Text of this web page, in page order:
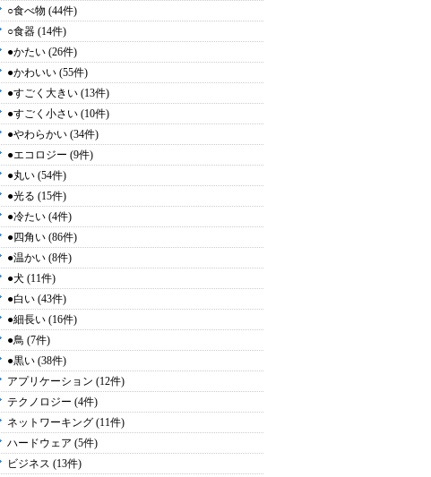
○食べ物 (44件)
○食器 (14件)
●かたい (26件)
●かわいい (55件)
●すごく大きい (13件)
●すごく小さい (10件)
●やわらかい (34件)
●エコロジー (9件)
●丸い (54件)
●光る (15件)
●冷たい (4件)
●四角い (86件)
●温かい (8件)
●犬 (11件)
●白い (43件)
●細長い (16件)
●鳥 (7件)
●黒い (38件)
アプリケーション (12件)
テクノロジー (4件)
ネットワーキング (11件)
ハードウェア (5件)
ビジネス (13件)